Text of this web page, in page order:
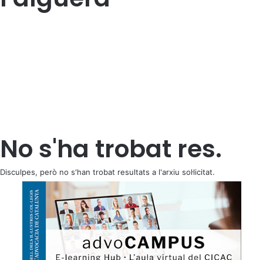
No s'ha trobat res.
Disculpes, però no s'han trobat resultats a l'arxiu sol·licitat.